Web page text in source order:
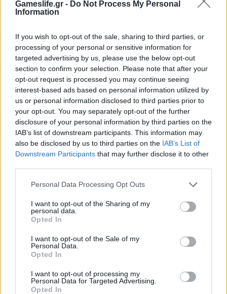
Gameslife.gr - Do Not Process My Personal
Information
If you wish to opt-out of the sale, sharing to third parties, or
processing of your personal or sensitive information for
targeted advertising by us, please use the below opt-out
section to confirm your selection. Please note that after your
opt-out request is processed you may continue seeing
interest-based ads based on personal information utilized by
us or personal information disclosed to third parties prior to
your opt-out. You may separately opt-out of the further
disclosure of your personal information by third parties on the
IAB’s list of downstream participants. This information may
also be disclosed by us to third parties on the IAB’s List of
Downstream Participants that may further disclose it to other
Personal Data Processing Opt Outs
I want to opt-out of the Sharing of my
personal data.
Opted In
I want to opt-out of the Sale of my
Personal Data.
Opted In
I want to opt-out of processing my
Personal Data for Targeted Advertising.
Opted In
The Mound: Omen of Cthulhu Review
Assassin’s Creed Black Flag Resynced Review